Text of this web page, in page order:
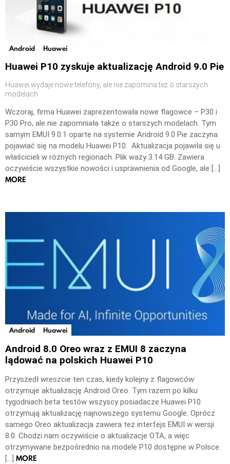
Android Huawei
Huawei P10 zyskuje aktualizację Android 9.0 Pie
Huawei wydaje nowe telefony, ale nie zapomina też o starszych
modelach
Wczoraj, firma Huawei zaprezentowała nowe flagowce – P30 i
P30 Pro, ale nie zapomniała także o starszych modelach. Tym
samym EMUI 9.0.1 oparte na systemie Android 9.0 Pie zaczyna
pojawiać się na modelu Huawei P10. Aktualizacja pojawiła się u
właścicieli w różnych regionach. Plik waży 3.14 GB. Zawiera
oczywiście wszystkie nowości i usprawnienia od Google, ale […]
MORE
Android Huawei
Android 8.0 Oreo wraz z EMUI 8 zaczyna
lądować na polskich Huawei P10
Przyszedł wreszcie ten czas, kiedy kolejny z flagowców
otrzymuje aktualizację Android Oreo. Tym razem po kilku
tygodniach beta testów wszyscy posiadacze Huawei P10
otrzymują aktualizację najnowszego systemu Google. Oprócz
samego Oreo aktualizacja zawiera też interfejs EMUI w wersji
8.0. Chodzi nam oczywiście o aktualizacje OTA, a więc
otrzymywane bezpośrednio na modele P10 dostępne w Polsce.
[…] MORE